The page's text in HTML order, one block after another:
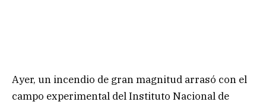
Ayer, un incendio de gran magnitud arrasó con el
campo experimental del Instituto Nacional de